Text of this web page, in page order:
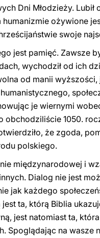
Dni Młodzieży.
ożywione
swoje
jest pamięć. Zawsze
wychodził od ich
od manii
je wiernymi
obchodziliście 1050.
że zgoda,
polskiego.
międzynarodowej i
Dialog nie jest
jak każdego
ta, którą Biblia
jest natomiast ta,
Spoglądając na